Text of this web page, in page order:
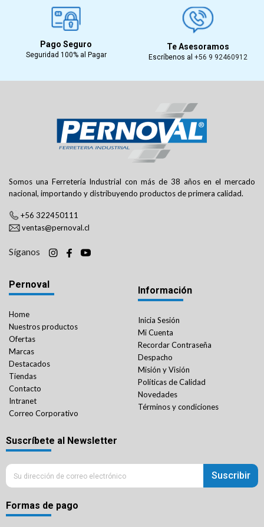
Pago Seguro
Seguridad 100% al Pagar
Te Asesoramos
Escríbenos al +56 9 92460912
Somos una Ferretería Industrial con más de 38 años en el mercado
nacional, importando y distribuyendo productos de primera calidad.
+56 322450111
ventas@pernoval.cl
Síganos
Pernoval
Home
Nuestros productos
Ofertas
Marcas
Destacados
Tiendas
Contacto
Intranet
Correo Corporativo
Información
Inicia Sesión
Mi Cuenta
Recordar Contraseña
Despacho
Misión y Visión
Políticas de Calidad
Novedades
Términos y condiciones
Suscríbete al Newsletter
Suscribir
Formas de pago